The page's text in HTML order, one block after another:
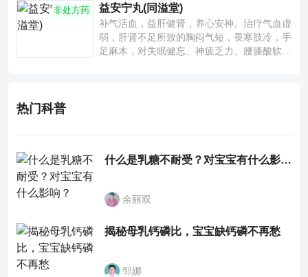
非处方药 益安宁丸(同溢堂)
补气活血，益肝健肾，养心安神。治疗气血虚
弱，肝肾不足所致的胸闷气短，畏寒肢冷，手
足麻木，对失眠健忘、神疲乏力、腰膝酸软也
热门科普
什么是乳糖不耐受？对宝宝有什么影响？
余丽双
揭秘母乳钙磷比，宝宝缺钙磷不再愁
邹娜